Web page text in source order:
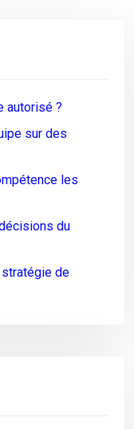
autorisé ?
sur des
les
du
de